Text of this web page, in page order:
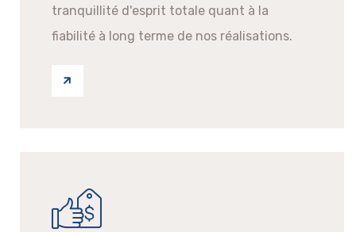
tranquillité d'esprit totale quant à la
fiabilité à long terme de nos réalisations.